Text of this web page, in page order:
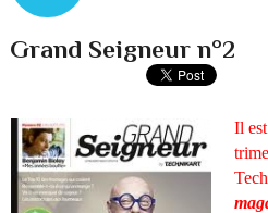
Grand Seigneur n°2
Il